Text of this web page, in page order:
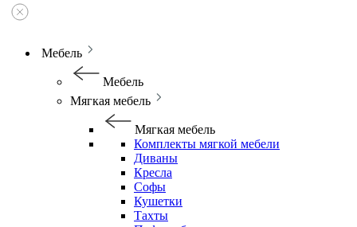
Мебель
Мебель
Мягкая мебель
Мягкая мебель
Комплекты мягкой мебели
Диваны
Кресла
Софы
Кушетки
Тахты